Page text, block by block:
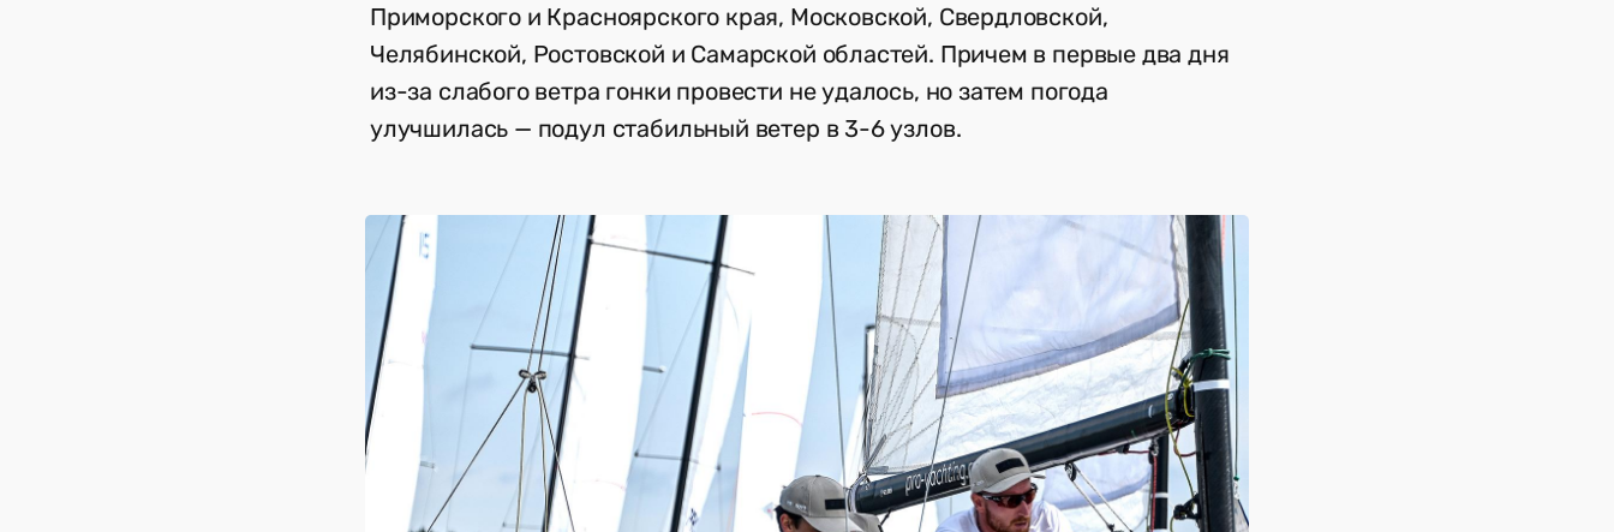
Приморского и Красноярского края, Московской, Свердловской,
Челябинской, Ростовской и Самарской областей. Причем в первые два дня
из-за слабого ветра гонки провести не удалось, но затем погода
улучшилась — подул стабильный ветер в 3-6 узлов.